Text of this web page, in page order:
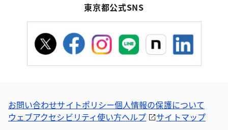
東京都公式SNS
お問い合わせサイトポリシー個人情報の保護について
ウェブアクセシビリティ使い方ヘルプ サイトマップ